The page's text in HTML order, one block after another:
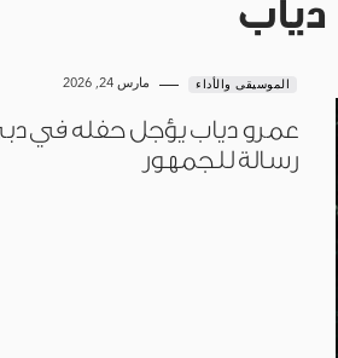
الموسيقى والأداء مارس 24, 2026
عمرو دياب يؤجل حفله في
رسالة للجمهور